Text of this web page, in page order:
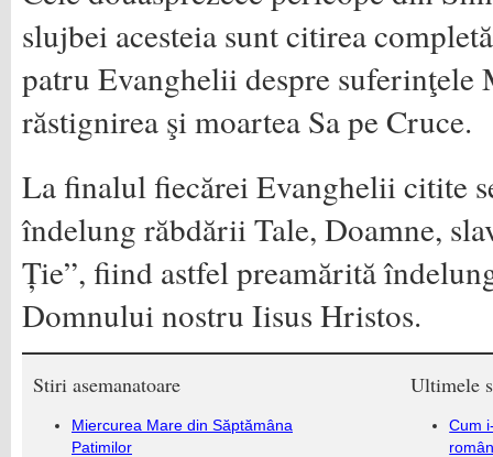
slujbei acesteia sunt citirea
patru Evanghelii despre
răstig­nirea şi moartea Sa pe Cruce.
La finalul fiecărei Evanghelii citite
îndelung răbdării Tale, Doamne,
Ție”, fiind astfel preamărită
Domnului nostru Iisus Hristos.
Stiri asemanatoare
Miercurea Mare din Săptămâna
Patimilor
Ultimele
Cum